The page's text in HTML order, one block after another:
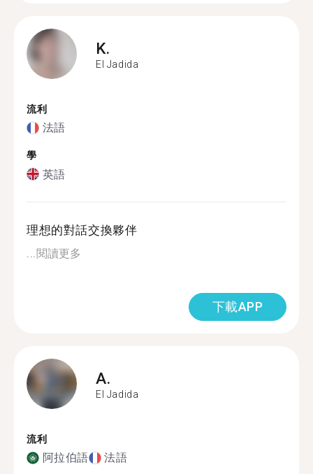
K.
El Jadida
流利
法語
學
英語
理想的對話交換夥伴
閱讀更多
下載APP
A.
El Jadida
流利
阿拉伯語 法語